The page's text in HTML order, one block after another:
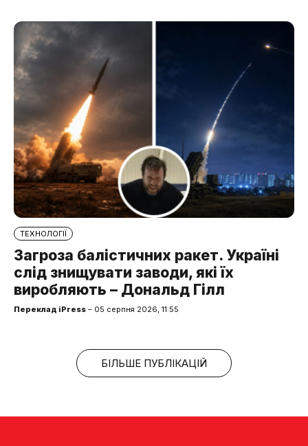
ТЕХНОЛОГІЇ
Загроза балістичних ракет. Україні
слід знищувати заводи, які їх
виробляють – Дональд Гілл
Переклад iPress – 05 серпня 2026, 11:55
БІЛЬШЕ ПУБЛІКАЦІЙ